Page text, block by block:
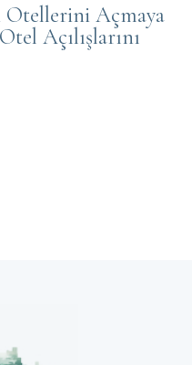
Otellerini Açmaya
Açılışlarını